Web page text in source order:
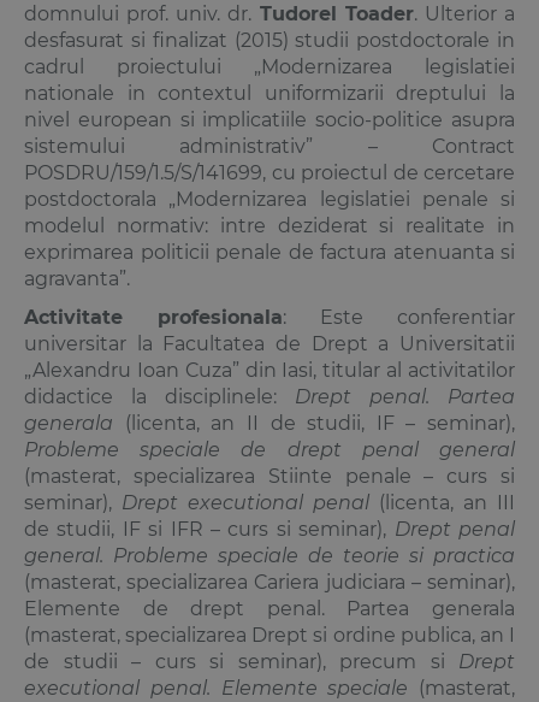
domnului prof. univ. dr. Tudorel Toader. Ulterior a
desfasurat si finalizat (2015) studii postdoctorale in
cadrul proiectului „Modernizarea legislatiei
nationale in contextul uniformizarii dreptului la
nivel european si implicatiile socio-politice asupra
sistemului administrativ” – Contract
POSDRU/159/1.5/S/141699, cu proiectul de cercetare
postdoctorala „Modernizarea legislatiei penale si
modelul normativ: intre deziderat si realitate in
exprimarea politicii penale de factura atenuanta si
agravanta”.
Activitate profesionala: Este conferentiar
universitar la Facultatea de Drept a Universitatii
„Alexandru Ioan Cuza” din Iasi, titular al activitatilor
didactice la disciplinele: Drept penal. Partea
generala (licenta, an II de studii, IF – seminar),
Probleme speciale de drept penal general
(masterat, specializarea Stiinte penale – curs si
seminar), Drept executional penal (licenta, an III
de studii, IF si IFR – curs si seminar), Drept penal
general. Probleme speciale de teorie si practica
(masterat, specializarea Cariera judiciara – seminar),
Elemente de drept penal. Partea generala
(masterat, specializarea Drept si ordine publica, an I
de studii – curs si seminar), precum si Drept
executional penal. Elemente speciale (masterat,